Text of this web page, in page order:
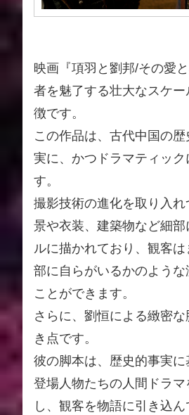
映画『項羽と劉邦/その愛
者を魅了する壮大なスケ
徴です。
この作品は、古代中国の
実に、かつドラマティック
す。
撮影技術の進化を取り入
景や衣装、建築物など細
ルに描かれており、観客
部に自らがいるかのような
ことができます。
さらに、劉恒による緻密
き点です。
彼の脚本は、歴史的事実に
登場人物たちの人間ドラマ
し、観客を物語に引き込ん